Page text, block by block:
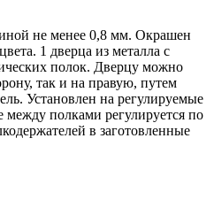
не менее 0,8 мм. Окрашен
1 дверца из металла с
полок. Дверцу можно
так и на правую, путем
Установлен на регулируемые
между полками регулируется по
в заготовленные